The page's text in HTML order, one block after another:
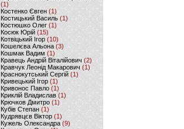
(1)
Костенко Євген (1)
Костицький Василь (1)
Костюшко Олег (1)
Косюк Юрій (15)
Котвіцький Ігор (10)
Кошелєва Альона(3)
Кошмак Вадим (1)
Кравець Андрій Віталійович (2)
Кравчук Леонід Макарович (1)
Краснокутський Сергій (1)
Кривецький Ігор (1)
Кривонос Павло (1)
Криклій Владислав (1)
Крючков Дмитро(1)
Кубів Степан(1)
Кудрявцєв Віктор (1)
Кужель Олександра (9)